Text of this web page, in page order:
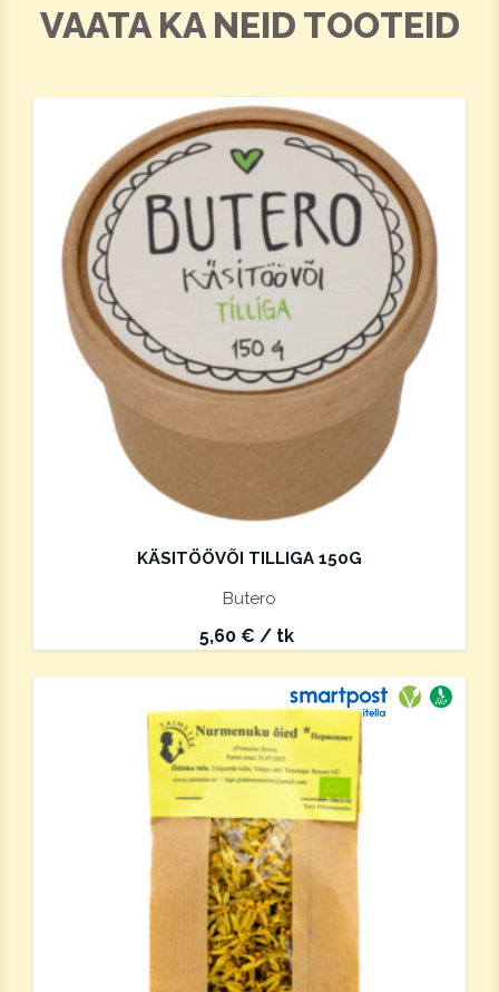
VAATA KA NEID TOOTEID
KÄSITÖÖVÕI TILLIGA 150G
Butero
5,60 € / tk
Saab saata
Vegan